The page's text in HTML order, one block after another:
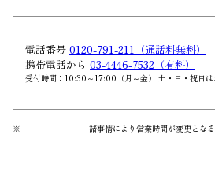
電話番号 0120-791-211（通話料無料）
携帯電話から 03-4446-7532（有料）
受付時間：10:30～17:00（月～金） 土・日・祝日は
※ 諸事情により営業時間が変更となる